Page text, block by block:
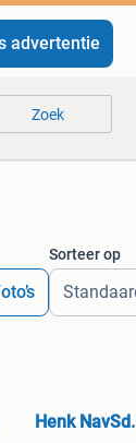
advertentie
Zoek
Sorteer op
Henk NavSd.